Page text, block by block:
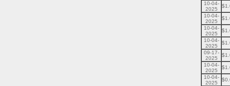
10-04-
2025
10-04-
2025
10-04-
2025
10-04-
2025
09-17-
2025
10-04-
2025
10-04-
2025